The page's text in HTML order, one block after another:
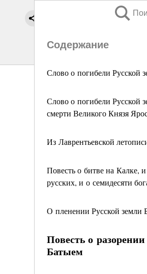
Содержание
Слово о погибели Русской
Слово о погибели Русской
смерти Великого Князя
Из Лаврентьевской
Повесть о битве на Калке,
русских, и о семидесяти
О пленении Русской земли
Повесть о
Батыем